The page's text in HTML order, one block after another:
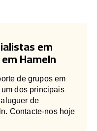
em
Hameln
de grupos em
dos principais
de
Contacte-nos hoje